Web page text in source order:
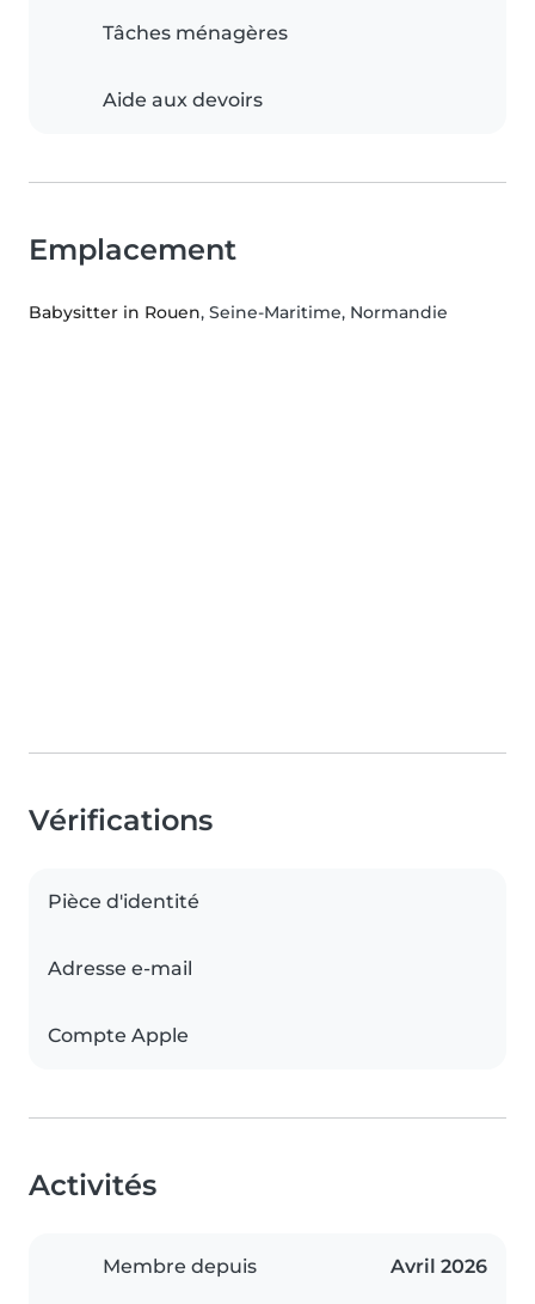
Tâches ménagères
Aide aux devoirs
Emplacement
Babysitter in Rouen, Seine-Maritime, Normandie
Vérifications
Pièce d'identité
Adresse e-mail
Compte Apple
Activités
Membre depuis Avril 2026